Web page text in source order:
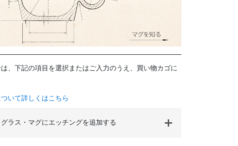
、下記の項目を選択またはご入力のうえ、買い物カゴに
いて詳しくはこちら
グラス・マグにエッチングを追加する